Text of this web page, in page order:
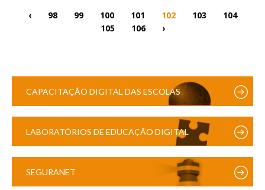
‹ 98 99 100 101 102 103
104
105
106 ›
CAPACITAÇÃO DIGITAL DAS ESCOLAS
LABORATÓRIOS DE EDUCAÇÃO DIGITAL
SEGURANET